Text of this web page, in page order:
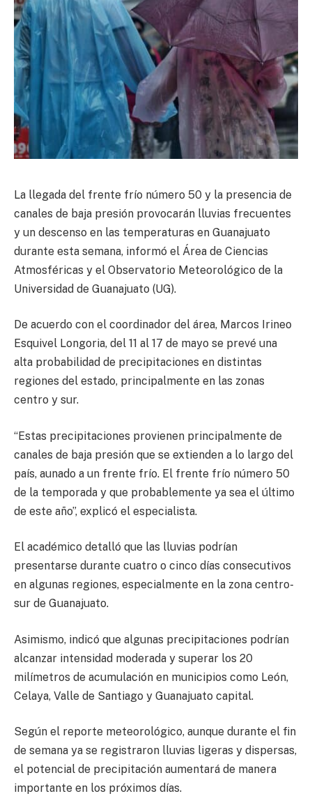
La llegada del frente frío número 50 y la presencia de
canales de baja presión provocarán lluvias frecuentes
y un descenso en las temperaturas en Guanajuato
durante esta semana, informó el Área de Ciencias
Atmosféricas y el Observatorio Meteorológico de la
Universidad de Guanajuato (UG).
De acuerdo con el coordinador del área, Marcos Irineo
Esquivel Longoria, del 11 al 17 de mayo se prevé una
alta probabilidad de precipitaciones en distintas
regiones del estado, principalmente en las zonas
centro y sur.
“Estas precipitaciones provienen principalmente de
canales de baja presión que se extienden a lo largo del
país, aunado a un frente frío. El frente frío número 50
de la temporada y que probablemente ya sea el último
de este año”, explicó el especialista.
El académico detalló que las lluvias podrían
presentarse durante cuatro o cinco días consecutivos
en algunas regiones, especialmente en la zona centro-
sur de Guanajuato.
Asimismo, indicó que algunas precipitaciones podrían
alcanzar intensidad moderada y superar los 20
milímetros de acumulación en municipios como León,
Celaya, Valle de Santiago y Guanajuato capital.
Según el reporte meteorológico, aunque durante el fin
de semana ya se registraron lluvias ligeras y dispersas,
el potencial de precipitación aumentará de manera
importante en los próximos días.